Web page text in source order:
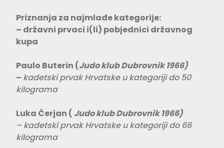
Priznanja za najmlađe kategorije:
– državni prvaci i(li) pobjednici državnog
kupa
Paulo Buterin (Judo klub Dubrovnik 1966)
– kadetski prvak Hrvatske u kategoriji do 50
kilograma
Luka Čerjan ( Judo klub Dubrovnik 1966)
– kadetski prvak Hrvatske u kategoriji do 66
kilograma